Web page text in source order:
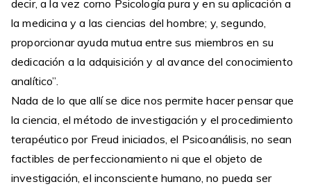
decir, a la vez corno Psicología pura y en su aplicación a
la medicina y a las ciencias del hombre; y, segundo,
proporcionar ayuda mutua entre sus miembros en su
dedicación a la adquisición y al avance del conocimiento
analítico”.
Nada de lo que allí se dice nos permite hacer pensar que
la ciencia, el método de investigación y el procedimiento
terapéutico por Freud iniciados, el Psicoanálisis, no sean
factibles de perfeccionamiento ni que el objeto de
investigación, el inconsciente humano, no pueda ser